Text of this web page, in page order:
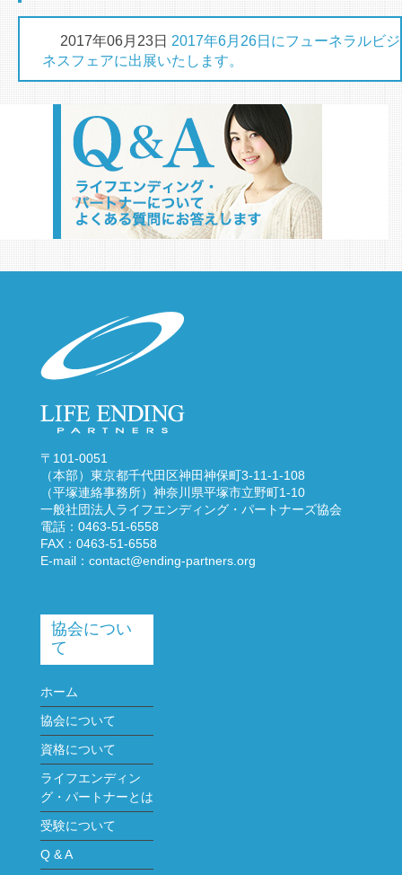
2017年06月23日 2017年6月26日にフューネラルビジ
ネスフェアに出展いたします。
〒101-0051
（本部）東京都千代田区神田神保町3-11-1-108
（平塚連絡事務所）神奈川県平塚市立野町1-10
一般社団法人ライフエンディング・パートナーズ協会
電話：0463-51-6558
FAX：0463-51-6558
E-mail： contact@ending-partners.org
協会につい
て
ホーム
協会について
資格について
ライフエンディン
グ・パートナーとは
受験について
Q & A